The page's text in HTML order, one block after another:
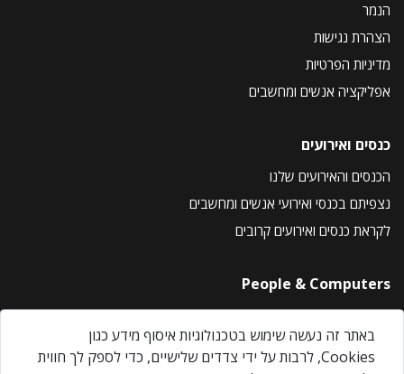
הנמר
הצהרת נגישות
מדיניות הפרטיות
אפליקציה אנשים ומחשבים
כנסים ואירועים
הכנסים והאירועים שלנו
נצפיתם בכנסי ואירועי אנשים ומחשבים
לקראת כנסים ואירועים קרובים
People & Computers
About Us
Privacy Policy
Contact Us
באתר זה נעשה שימוש בטכנולוגיות איסוף מידע כגון
Cookies, לרבות על ידי צדדים שלישיים, כדי לספק לך חווית